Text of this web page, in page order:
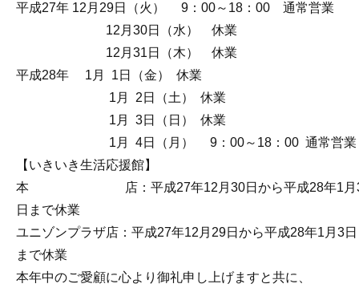
平成27年 12月29日（火） 9：00～18：00 通常営業
12月30日（水） 休業
12月31日（木） 休業
平成28年 1月 1日（金） 休業
1月 2日（土） 休業
1月 3日（日） 休業
1月 4日（月） 9：00～18：00 通常営業
【いきいき生活応援館】
本 店：平成27年12月30日から平成28年1月
日まで休業
ユニゾンプラザ店：平成27年12月29日から平成28年1月3日
まで休業
本年中のご愛顧に心より御礼申し上げますと共に、